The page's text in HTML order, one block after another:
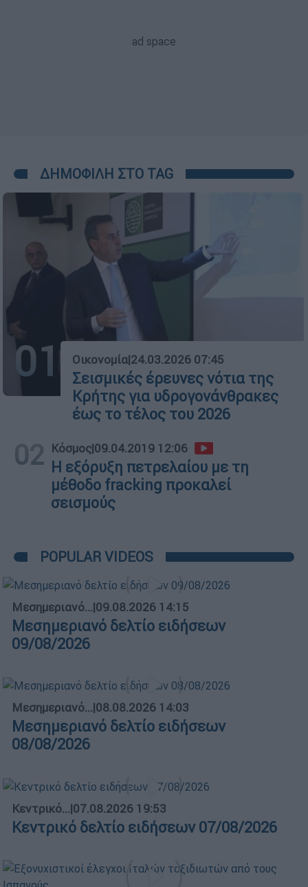
ΔΗΜΟΦΙΛΗ ΣΤΟ TAG
01 Οικονομία|24.03.2026 07:45
Σεισμικές έρευνες νότια της
Κρήτης για υδρογονάνθρακες
έως το τέλος του 2026
02 Κόσμος|09.04.2019 12:06
Η εξόρυξη πετρελαίου με τη
μέθοδο fracking προκαλεί
σεισμούς
POPULAR VIDEOS
Μεσημεριανό...|09.08.2026 14:15
Μεσημεριανό δελτίο ειδήσεων
09/08/2026
Μεσημεριανό...|08.08.2026 14:03
Μεσημεριανό δελτίο ειδήσεων
08/08/2026
Κεντρικό...|07.08.2026 19:53
Κεντρικό δελτίο ειδήσεων 07/08/2026